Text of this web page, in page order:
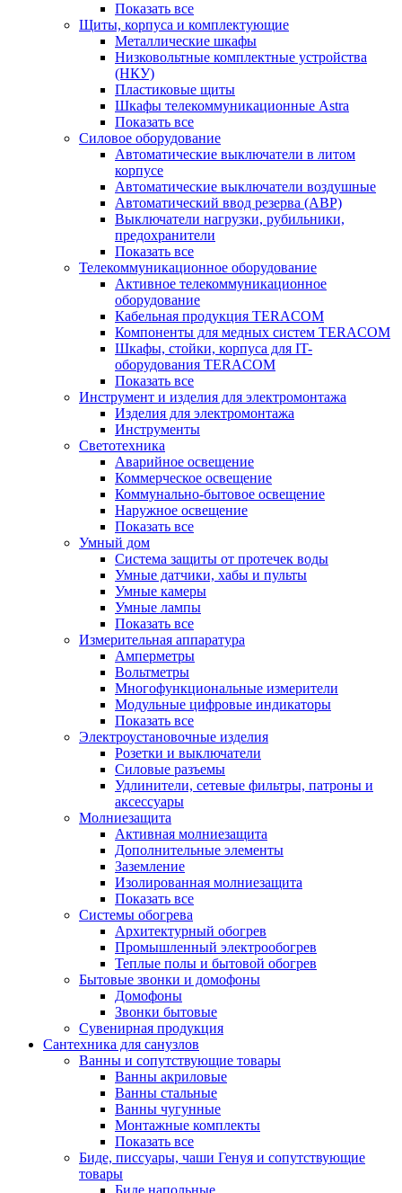
Показать все
Щиты, корпуса и комплектующие
Металлические шкафы
Низковольтные комплектные устройства
(НКУ)
Пластиковые щиты
Шкафы телекоммуникационные Astra
Показать все
Силовое оборудование
Автоматические выключатели в литом
корпусе
Автоматические выключатели воздушные
Автоматический ввод резерва (АВР)
Выключатели нагрузки, рубильники,
предохранители
Показать все
Телекоммуникационное оборудование
Активное телекоммуникационное
оборудование
Кабельная продукция TERACOM
Компоненты для медных систем TERACOM
Шкафы, стойки, корпуса для IT-
оборудования TERACOM
Показать все
Инструмент и изделия для электромонтажа
Изделия для электромонтажа
Инструменты
Светотехника
Аварийное освещение
Коммерческое освещение
Коммунально-бытовое освещение
Наружное освещение
Показать все
Умный дом
Система защиты от протечек воды
Умные датчики, хабы и пульты
Умные камеры
Умные лампы
Показать все
Измерительная аппаратура
Амперметры
Вольтметры
Многофункциональные измерители
Модульные цифровые индикаторы
Показать все
Электроустановочные изделия
Розетки и выключатели
Силовые разъемы
Удлинители, сетевые фильтры, патроны и
аксессуары
Молниезащита
Активная молниезащита
Дополнительные элементы
Заземление
Изолированная молниезащита
Показать все
Системы обогрева
Архитектурный обогрев
Промышленный электрообогрев
Теплые полы и бытовой обогрев
Бытовые звонки и домофоны
Домофоны
Звонки бытовые
Сувенирная продукция
Сантехника для санузлов
Ванны и сопутствующие товары
Ванны акриловые
Ванны стальные
Ванны чугунные
Монтажные комплекты
Показать все
Биде, писсуары, чаши Генуя и сопутствующие
товары
Биде напольные